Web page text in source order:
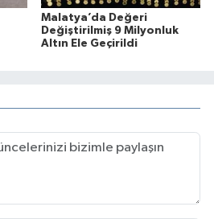
Malatya’da Değeri
Değiştirilmiş 9 Milyonluk
Altın Ele Geçirildi